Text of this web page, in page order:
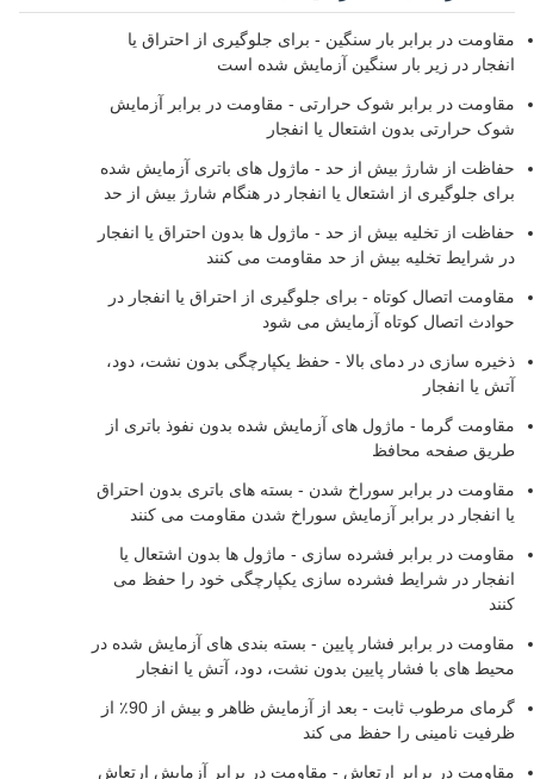
مقاومت در برابر بار سنگین - برای جلوگیری از احتراق یا
انفجار در زیر بار سنگین آزمایش شده است
مقاومت در برابر شوک حرارتی - مقاومت در برابر آزمایش
شوک حرارتی بدون اشتعال یا انفجار
حفاظت از شارژ بیش از حد - ماژول های باتری آزمایش شده
برای جلوگیری از اشتعال یا انفجار در هنگام شارژ بیش از حد
حفاظت از تخلیه بیش از حد - ماژول ها بدون احتراق یا انفجار
در شرایط تخلیه بیش از حد مقاومت می کنند
مقاومت اتصال کوتاه - برای جلوگیری از احتراق یا انفجار در
حوادث اتصال کوتاه آزمایش می شود
ذخیره سازی در دمای بالا - حفظ یکپارچگی بدون نشت، دود،
آتش یا انفجار
مقاومت گرما - ماژول های آزمایش شده بدون نفوذ باتری از
طریق صفحه محافظ
مقاومت در برابر سوراخ شدن - بسته های باتری بدون احتراق
یا انفجار در برابر آزمایش سوراخ شدن مقاومت می کنند
مقاومت در برابر فشرده سازی - ماژول ها بدون اشتعال یا
انفجار در شرایط فشرده سازی یکپارچگی خود را حفظ می
کنند
مقاومت در برابر فشار پایین - بسته بندی های آزمایش شده در
محیط های با فشار پایین بدون نشت، دود، آتش یا انفجار
گرمای مرطوب ثابت - بعد از آزمایش ظاهر و بیش از 90٪ از
ظرفیت نامینی را حفظ می کند
مقاومت در برابر ارتعاش - مقاومت در برابر آزمایش ارتعاش